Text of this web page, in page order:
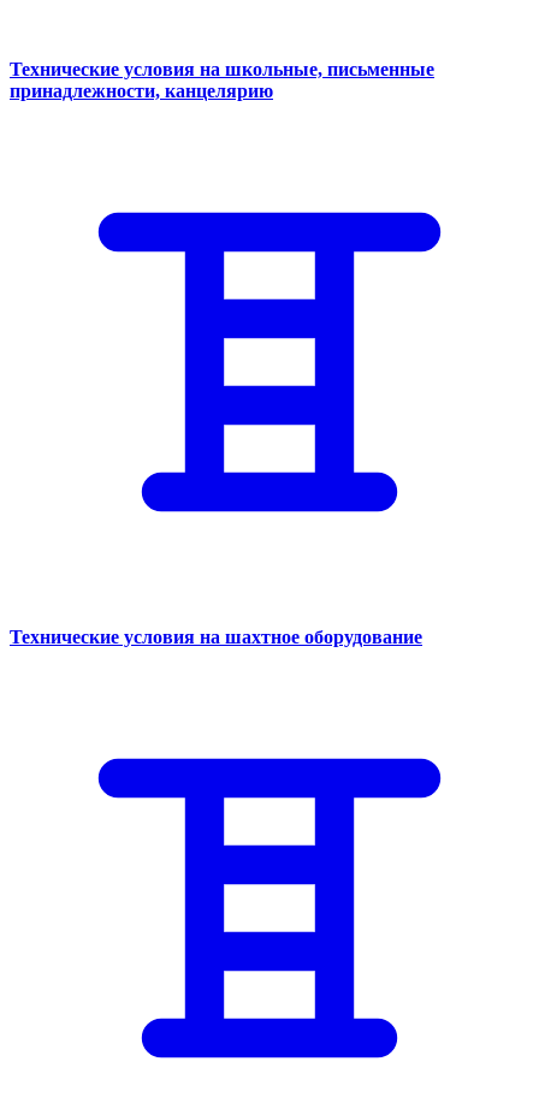
Технические условия на школьные, письменные
принадлежности, канцелярию
Технические условия на шахтное оборудование